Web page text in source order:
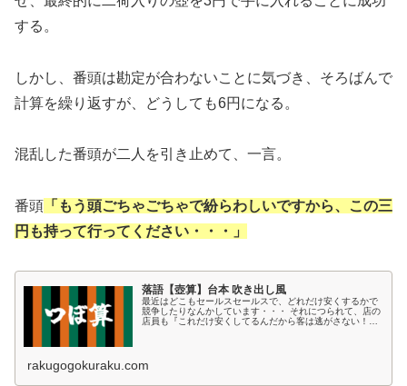
する。
しかし、番頭は勘定が合わないことに気づき、そろばんで
計算を繰り返すが、どうしても6円になる。
混乱した番頭が二人を引き止めて、一言。
番頭 「もう頭ごちゃごちゃで紛らわしいですから、この三
円も持って行ってください・・・」
落語【壺算】台本 吹き出し風
最近はどこもセールスセールスで、どれだけ安くするかで
競争したりなんかしています・・・ それにつられて、店の
店員も『これだけ安くしてるんだから客は逃がさない！』
rakugogokuraku.com